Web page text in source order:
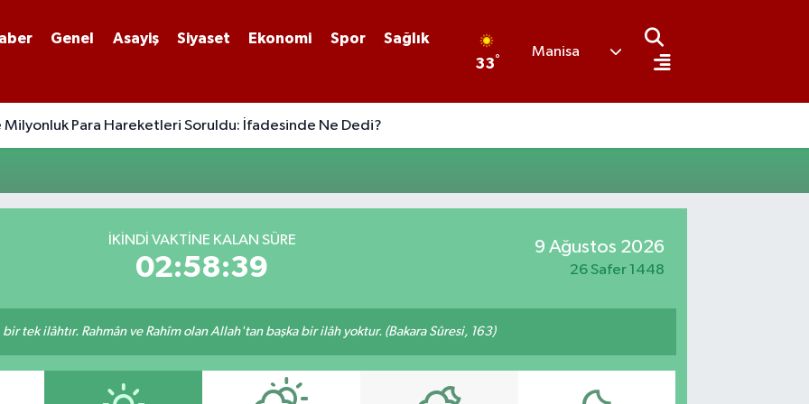
Genel Asayiş Siyaset Ekonomi Spor
Sağlık
33°
Manisa
Milyonluk Para Hareketleri Soruldu: İfadesinde Ne Dedi?
İKINDI VAKTINE KALAN SÜRE
02:58:39
9 Ağustos 2026
26 Safer 1448
bir tek ilâhtır. Rahmân ve Rahîm olan Allah'tan başka bir ilâh yoktur. (Bakara Sûresi, 163)